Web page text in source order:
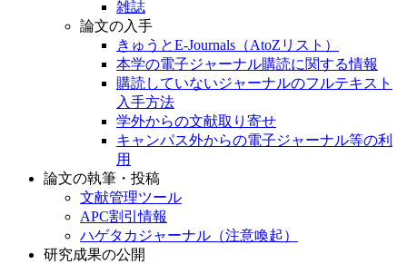
雑誌
論文の入手
きゅうとE-Journals（AtoZリスト）
本学の電子ジャーナル購読に関する情報
購読していないジャーナルのフルテキスト
入手方法
学外からの文献取り寄せ
キャンパス外からの電子ジャーナル等の利
用
論文の執筆・投稿
文献管理ツール
APC割引情報
ハゲタカジャーナル（注意喚起）
研究成果の公開